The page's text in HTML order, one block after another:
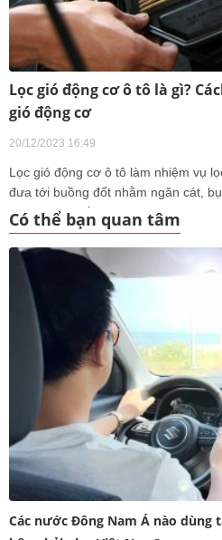
Lọc gió động cơ ô tô là gì?
gió động cơ
20/12/2023 16:49
Lọc gió động cơ ô tô làm nhiệm vụ
đưa tới buồng đốt nhằm ngăn cát,
ảnh hưởng đến quá trình vận hành
Có thể bạn quan tâm
Các nước Đông Nam Á nào dùng